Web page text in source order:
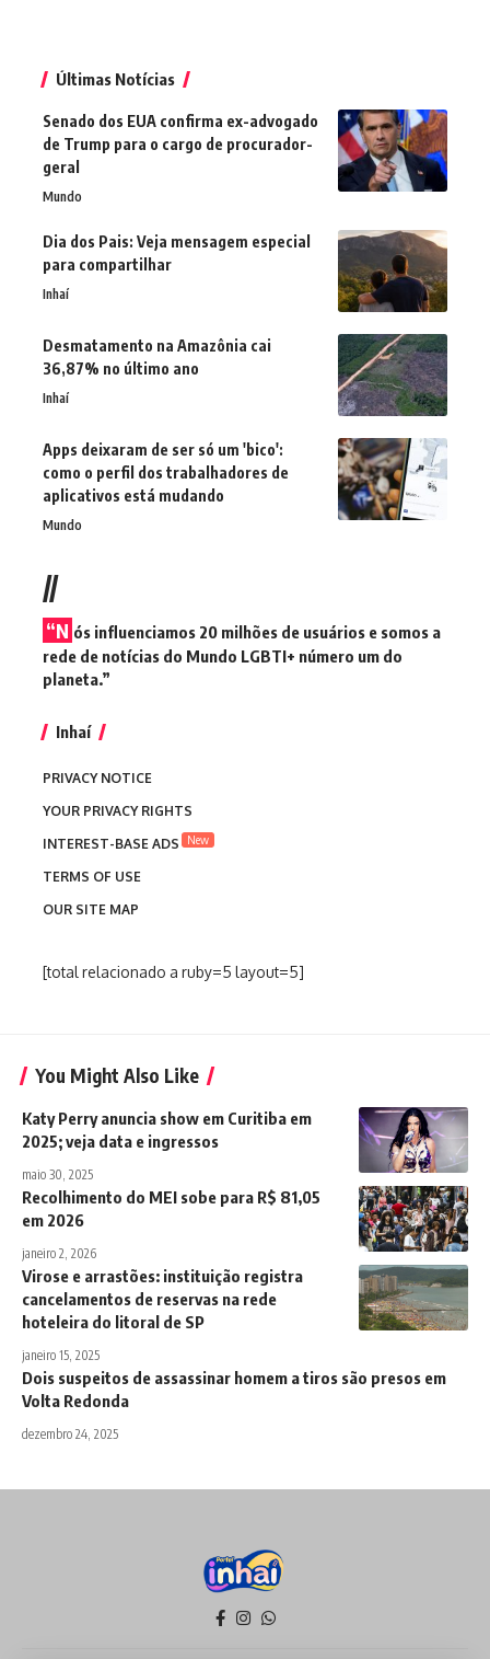
Últimas Notícias
Senado dos EUA confirma ex-advogado
de Trump para o cargo de procurador-
geral
Mundo
Dia dos Pais: Veja mensagem especial
para compartilhar
Inhaí
Desmatamento na Amazônia cai
36,87% no último ano
Inhaí
Apps deixaram de ser só um 'bico':
como o perfil dos trabalhadores de
aplicativos está mudando
Mundo
//
“N ós influenciamos 20 milhões de usuários e somos a
rede de notícias do Mundo LGBTI+ número um do
planeta.”
Inhaí
PRIVACY NOTICE
YOUR PRIVACY RIGHTS
INTEREST-BASE ADS
New
TERMS OF USE
OUR SITE MAP
[total relacionado a ruby=5 layout=5]
You Might Also Like
Katy Perry anuncia show em Curitiba em
2025; veja data e ingressos
maio 30, 2025
Recolhimento do MEI sobe para R$ 81,05
em 2026
janeiro 2, 2026
Virose e arrastões: instituição registra
cancelamentos de reservas na rede
hoteleira do litoral de SP
janeiro 15, 2025
Dois suspeitos de assassinar homem a tiros são presos em
Volta Redonda
dezembro 24, 2025